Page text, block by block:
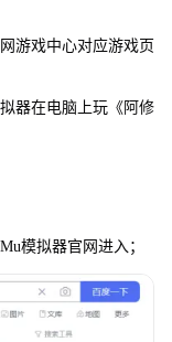
游戏中心对应游戏页
器在电脑上玩《阿修
模拟器官网进入；